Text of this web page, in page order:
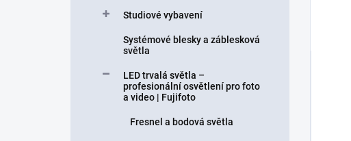
Studiové vybavení
Systémové blesky a záblesková
světla
LED trvalá světla –
profesionální osvětlení pro foto
a video | Fujifoto
Fresnel a bodová světla